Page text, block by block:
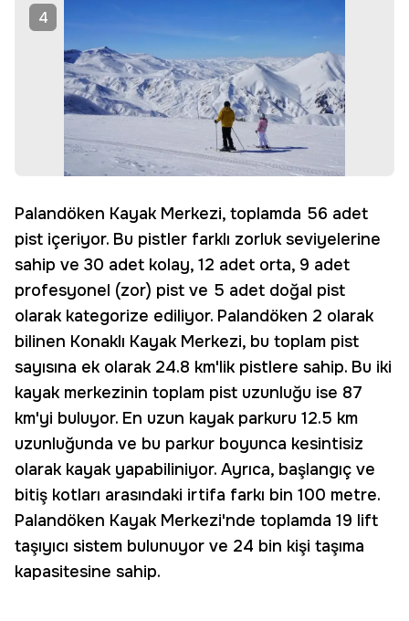
4
Palandöken Kayak Merkezi, toplamda 56 adet
pist içeriyor. Bu pistler farklı zorluk seviyelerine
sahip ve 30 adet kolay, 12 adet orta, 9 adet
profesyonel (zor) pist ve 5 adet doğal pist
olarak kategorize ediliyor. Palandöken 2 olarak
bilinen Konaklı Kayak Merkezi, bu toplam pist
sayısına ek olarak 24.8 km'lik pistlere sahip. Bu iki
kayak merkezinin toplam pist uzunluğu ise 87
km'yi buluyor. En uzun kayak parkuru 12.5 km
uzunluğunda ve bu parkur boyunca kesintisiz
olarak kayak yapabiliniyor. Ayrıca, başlangıç ve
bitiş kotları arasındaki irtifa farkı bin 100 metre.
Palandöken Kayak Merkezi'nde toplamda 19 lift
taşıyıcı sistem bulunuyor ve 24 bin kişi taşıma
kapasitesine sahip.